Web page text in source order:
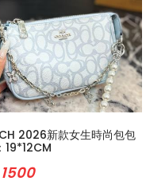
2026新款女生時尚包包
19*12CM
1500